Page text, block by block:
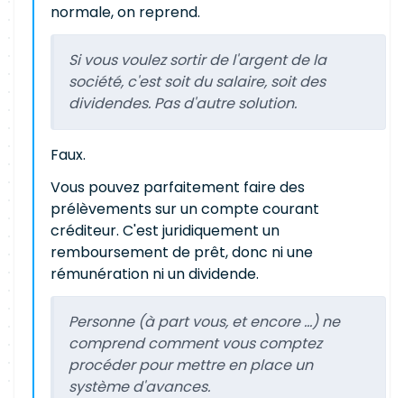
normale, on reprend.
Si vous voulez sortir de l'argent de la
société, c'est soit du salaire, soit des
dividendes. Pas d'autre solution.
Faux.
Vous pouvez parfaitement faire des
prélèvements sur un compte courant
créditeur. C'est juridiquement un
remboursement de prêt, donc ni une
rémunération ni un dividende.
Personne (à part vous, et encore ...) ne
comprend comment vous comptez
procéder pour mettre en place un
système d'avances.